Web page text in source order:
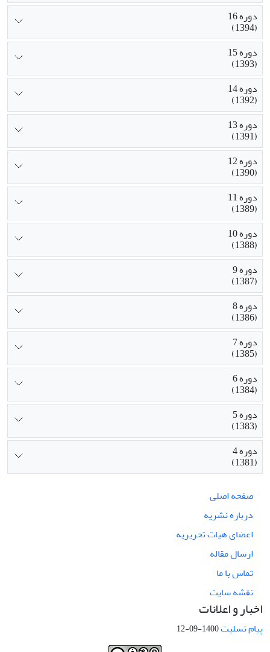
دوره 16
(1394)
دوره 15
(1393)
دوره 14
(1392)
دوره 13
(1391)
دوره 12
(1390)
دوره 11
(1389)
دوره 10
(1388)
دوره 9
(1387)
دوره 8
(1386)
دوره 7
(1385)
دوره 6
(1384)
دوره 5
(1383)
دوره 4
(1381)
صفحه اصلی
درباره نشریه
اعضای هیات تحریریه
ارسال مقاله
تماس با ما
نقشه سایت
اخبار و اعلانات
پیام تسلیت1400-09-12